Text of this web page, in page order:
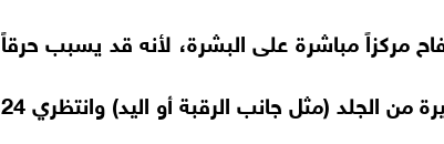
مركزاً مباشرة على البشرة، لأنه قد يسبب حرقاً
اختبار الحساسية أولاً: جربيه على منطقة صغيرة من الجلد (مثل جانب الرقبة أو اليد) وانتظري 24